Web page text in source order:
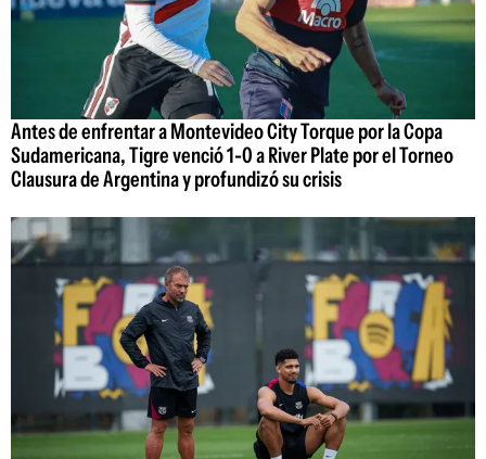
Antes de enfrentar a Montevideo City Torque por la Copa
Sudamericana, Tigre venció 1-0 a River Plate por el Torneo
Clausura de Argentina y profundizó su crisis